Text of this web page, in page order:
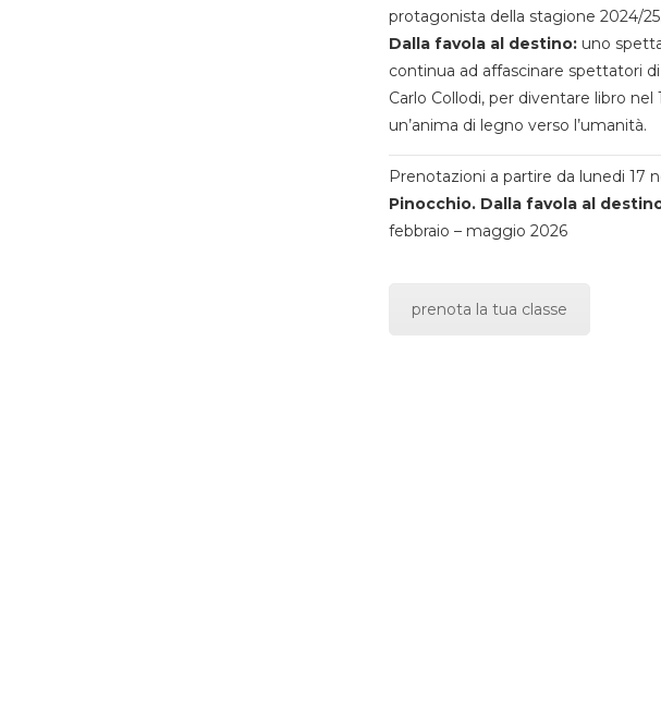
protagonista della stagione 2024/
Dalla favola al destino:uno
continua ad affascinare spettatori
Carlo Collodi, per diventare libro
un’anima di legno verso l’umanità.
Prenotazioni a partire da lunedi 17
Pinocchio. Dalla favola al
febbraio – maggio 2026
prenota la tua classe